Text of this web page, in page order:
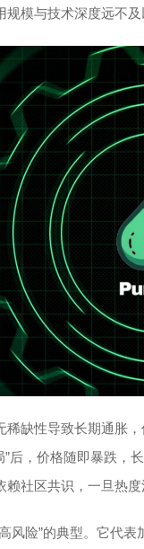
模与技术深度远不及
缺性导致长期通胀
后，价格随即暴跌，
社区共识，一旦热
风险”的典型。它代